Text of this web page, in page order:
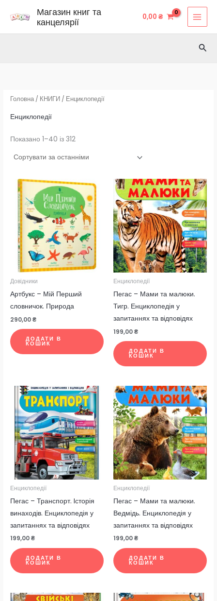
Магазин книг та
канцелярії
0,00₴
Головна / КНИГИ / Енциклопедії
Енциклопедії
Показано 1–40 із 312
за
останнім
Довідники
Артбукс – Мій Перший
словничок. Природа
290,00₴
ДОДАТИ В
КОШИК
Енциклопедії
Пегас – Мами та малюки.
Тигр. Енциклопедія у
запитаннях та відповідях
199,00₴
ДОДАТИ В
КОШИК
Енциклопедії
Пегас – Транспорт. Iсторія
винаходів. Енциклопедія у
запитаннях та відповідях
199,00₴
ДОДАТИ В
КОШИК
Енциклопедії
Пегас – Мами та малюки.
Ведмідь. Енциклопедія у
запитаннях та відповідях
199,00₴
ДОДАТИ В
КОШИК